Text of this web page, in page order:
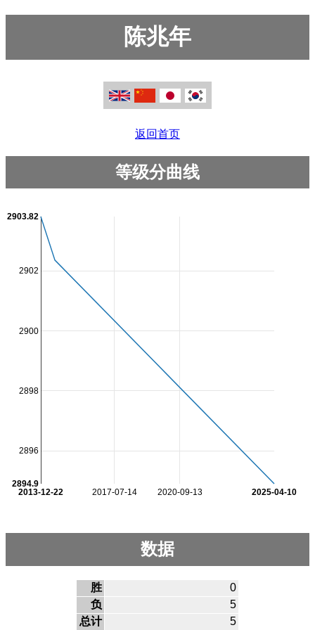
陈兆年
返回首页
等级分曲线
2017-07-14 2020-09-13
2013-12-22 2025-04-10
2896
2898
2900
2902
2894.9
2903.82
数据
胜
0
负
5
总计
5